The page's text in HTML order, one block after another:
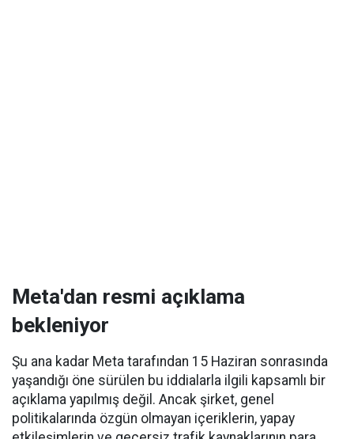
Meta'dan resmi açıklama
bekleniyor
Şu ana kadar Meta tarafından 15 Haziran sonrasında
yaşandığı öne sürülen bu iddialarla ilgili kapsamlı bir
açıklama yapılmış değil. Ancak şirket, genel
politikalarında özgün olmayan içeriklerin, yapay